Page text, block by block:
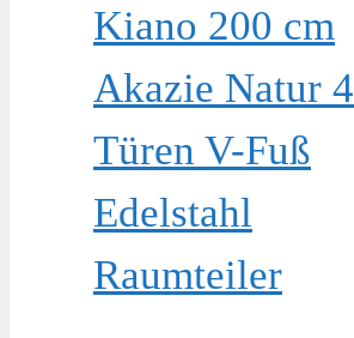
Kiano 200 cm
Akazie Natur 4
Türen V-Fuß
Edelstahl
Raumteiler